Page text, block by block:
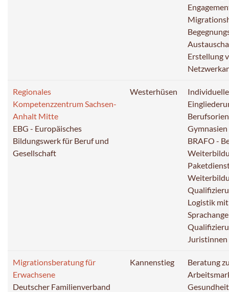
Erstellung
Regionales
Kompetenzzentrum Sachsen-
Anhalt Mitte
EBG - Europäisches
Bildungswerk für Beruf und
Gesellschaft
Westerhüsen
Gymnasien
BRAFO -
Logistik
Migrationsberatung für
Erwachsene
Deutscher Familienverband
Kannenstieg
Beratung